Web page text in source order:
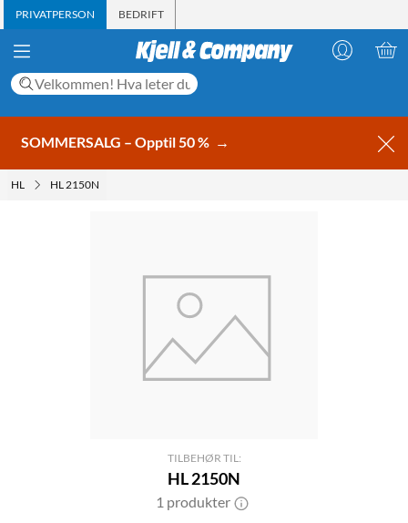
PRIVATPERSON BEDRIFT
SOMMERSALG – Opptil 50 % →
HL HL 2150N
TILBEHØR TIL:
HL 2150N
1 produkter